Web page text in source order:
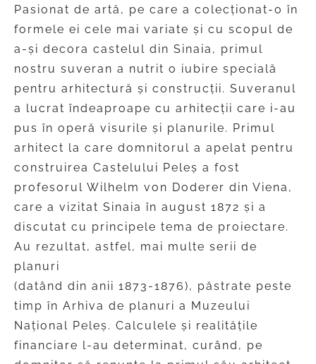
Pasionat de artă, pe care a colecționat-o în
formele ei cele mai variate și cu scopul de
a-și decora castelul din Sinaia, primul
nostru suveran a nutrit o iubire specială
pentru arhitectură și construcții. Suveranul
a lucrat îndeaproape cu arhitecții care i-au
pus în operă visurile și planurile. Primul
arhitect la care domnitorul a apelat pentru
construirea Castelului Peleș a fost
profesorul Wilhelm von Doderer din Viena,
care a vizitat Sinaia în august 1872 și a
discutat cu principele tema de proiectare.
Au rezultat, astfel, mai multe serii de
planuri
(datând din anii 1873-1876), păstrate peste
timp în Arhiva de planuri a Muzeului
Național Peleș. Calculele și realitățile
financiare l-au determinat, curând, pe